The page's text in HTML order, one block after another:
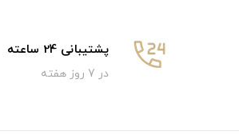
پشتیبانی 24 ساعته
در 7 روز هفته